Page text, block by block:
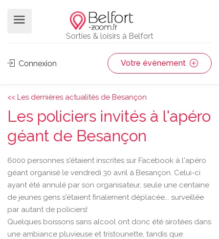
Sorties & loisirs à Belfort
Connexion Votre événement
<< Les dernières actualités de Besançon
Les policiers invités à l'apéro
géant de Besançon
6000 personnes s'étaient inscrites sur Facebook à l'apéro
géant organisé le vendredi 30 avril à Besançon. Celui-ci
ayant été annulé par son organisateur, seule une centaine
de jeunes gens s'étaient finalement déplacée... surveillée
par autant de policiers!
Quelques boissons sans alcool ont donc été sirotées dans
une ambiance pluvieuse et tristounette, tandis que